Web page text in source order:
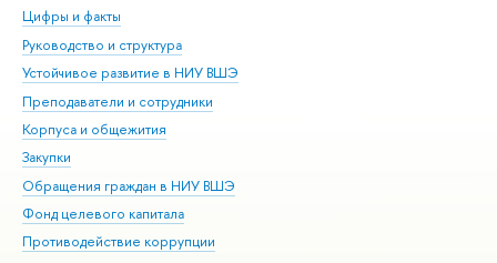
Цифры и факты
Руководство и структура
Устойчивое развитие в НИУ ВШЭ
Преподаватели и сотрудники
Корпуса и общежития
Закупки
Обращения граждан в НИУ ВШЭ
Фонд целевого капитала
Противодействие коррупции